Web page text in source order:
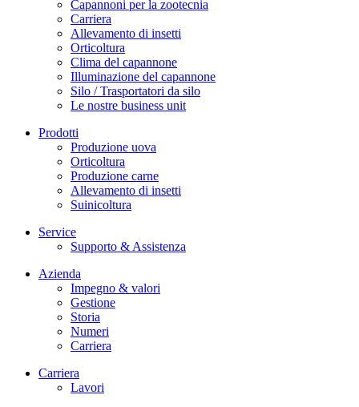
Capannoni per la zootecnia
Carriera
Allevamento di insetti
Orticoltura
Clima del capannone
Illuminazione del capannone
Silo / Trasportatori da silo
Le nostre business unit
Prodotti
Produzione uova
Orticoltura
Produzione carne
Allevamento di insetti
Suinicoltura
Service
Supporto & Assistenza
Azienda
Impegno & valori
Gestione
Storia
Numeri
Carriera
Carriera
Lavori